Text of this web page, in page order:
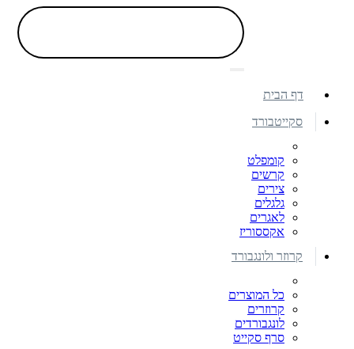
דף הבית
סקייטבורד
קומפלט
קרשים
צירים
גלגלים
לאגרים
אקססוריז
קרוזר ולונגבורד
כל המוצרים
קרוזרים
לונגבורדים
סרף סקייט